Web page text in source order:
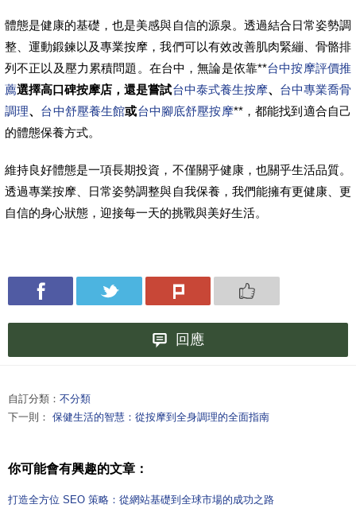
體態是健康的基礎，也是美感與自信的源泉。透過結合日常姿勢調
整、運動鍛鍊以及專業按摩，我們可以有效改善肌肉緊繃、骨骼排
列不正以及壓力累積問題。在台中，無論是依靠**台中按摩評價推
薦選擇高口碑按摩店，還是嘗試台中泰式養生按摩、 台中專業喬骨
調理、 台中舒壓養生館或台中腳底舒壓按摩**，都能找到適合自己
的體態保養方式。
維持良好體態是一項長期投資，不僅關乎健康，也關乎生活品質。
透過專業按摩、日常姿勢調整與自我保養，我們能擁有更健康、更
自信的身心狀態，迎接每一天的挑戰與美好生活。
回應
自訂分類： 不分類
下一則： 保健生活的智慧：從按摩到全身調理的全面指南
你可能會有興趣的文章：
打造全方位 SEO 策略：從網站基礎到全球市場的成功之路